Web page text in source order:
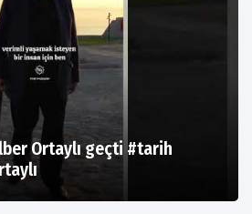
Ortaylı geçti #tarih